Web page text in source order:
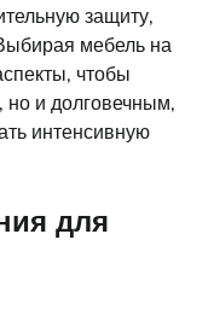
защиту,
мебель на
чтобы
но и долговечным,
интенсивную
для